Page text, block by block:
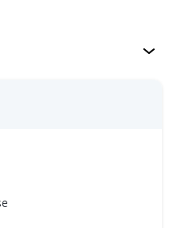
冥想的3個理由